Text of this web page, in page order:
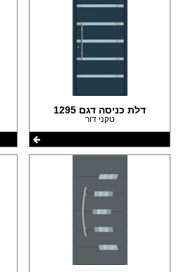
(2)
דלת כניסה דגם 1295
טקני דור